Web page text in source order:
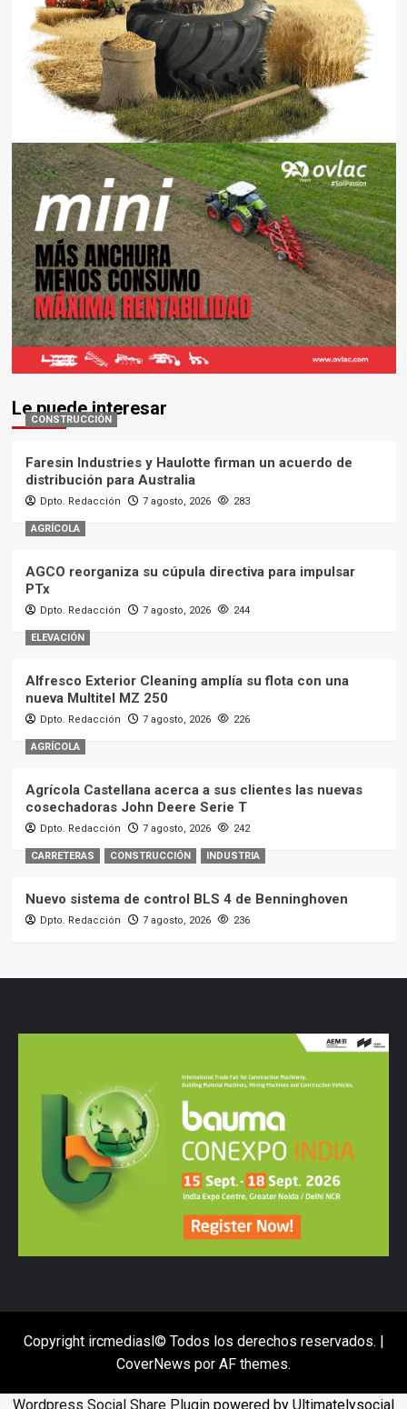
Le puede interesar
CONSTRUCCIÓN
Faresin Industries y Haulotte firman un acuerdo de
distribución para Australia
Dpto. Redacción 7 agosto, 2026 283
AGRÍCOLA
AGCO reorganiza su cúpula directiva para impulsar
PTx
Dpto. Redacción 7 agosto, 2026 244
ELEVACIÓN
Alfresco Exterior Cleaning amplía su flota con una
nueva Multitel MZ 250
Dpto. Redacción 7 agosto, 2026 226
AGRÍCOLA
Agrícola Castellana acerca a sus clientes las nuevas
cosechadoras John Deere Serie T
Dpto. Redacción 7 agosto, 2026 242
CARRETERAS CONSTRUCCIÓN INDUSTRIA
Nuevo sistema de control BLS 4 de Benninghoven
Dpto. Redacción 7 agosto, 2026 236
Copyright ircmediasl© Todos los derechos reservados. |
CoverNews por AF themes.
Wordpress Social Share Plugin powered by Ultimatelysocial